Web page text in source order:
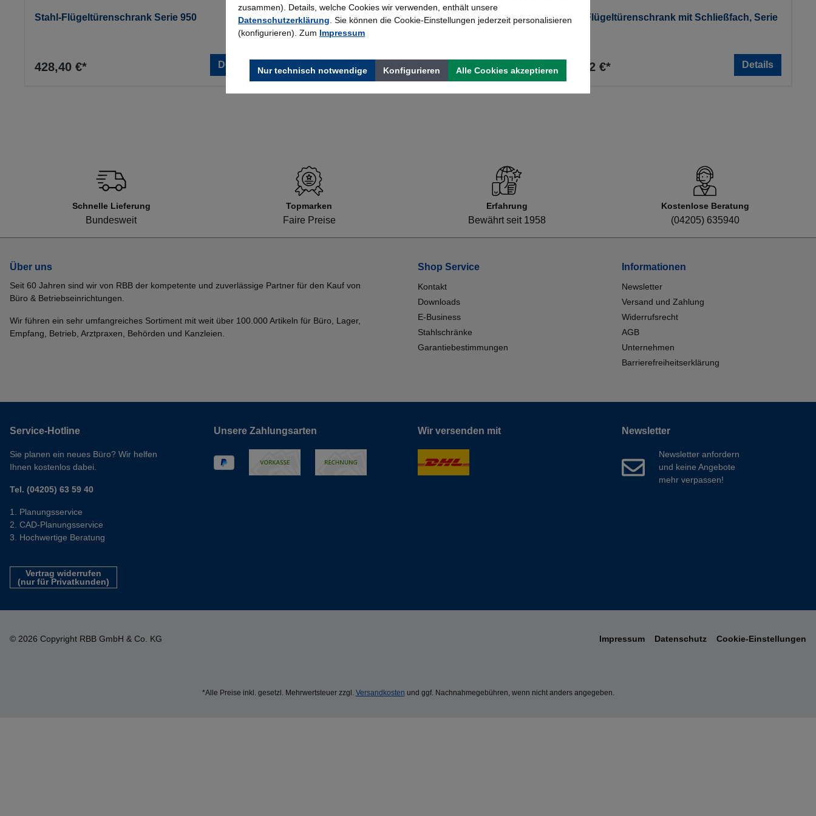
Stahl-Flügeltürenschrank Serie 950
428,40 €* Details
Stahl-Flügeltürenschrank Serie 950
446,25 €*
Stahl-Flügeltürenschrank mit Schließfach, Serie
568,82 €* Details
Schnelle Lieferung
Bundesweit
Topmarken
Faire Preise
Erfahrung
Bewährt seit 1958
Kostenlose Beratung
(04205) 635940
Über uns
Seit 60 Jahren sind wir von RBB der kompetente und zuverlässige Partner für den Kauf von
Büro & Betriebseinrichtungen.
Wir führen ein sehr umfangreiches Sortiment mit weit über 100.000 Artikeln für Büro, Lager,
Empfang, Betrieb, Arztpraxen, Behörden und Kanzleien.
Shop Service
Kontakt
Downloads
E-Business
Stahlschränke
Garantiebestimmungen
Informationen
Newsletter
Versand und Zahlung
Widerrufsrecht
AGB
Unternehmen
Barrierefreiheitserklärung
Service-Hotline
Sie planen ein neues Büro? Wir helfen
Ihnen kostenlos dabei.
Tel. (04205) 63 59 40
Planungsservice
CAD-Planungsservice
Hochwertige Beratung
Vertrag widerrufen
(nur für Privatkunden)
Unsere Zahlungsarten Wir versenden mit Newsletter
Newsletter anfordern
und keine Angebote
mehr verpassen!
© 2026 Copyright RBB GmbH & Co. KG Impressum Datenschutz Cookie-Einstellungen
*Alle Preise inkl. gesetzl. Mehrwertsteuer zzgl. Versandkosten und ggf. Nachnahmegebühren, wenn nicht anders angegeben.
zusammen). Details, welche Cookies wir verwenden, enthält unsere
Datenschutzerklärung . Sie können die Cookie-Einstellungen jederzeit personalisieren
(konfigurieren). Zum Impressum
Nur technisch notwendige Konfigurieren Alle Cookies akzeptieren